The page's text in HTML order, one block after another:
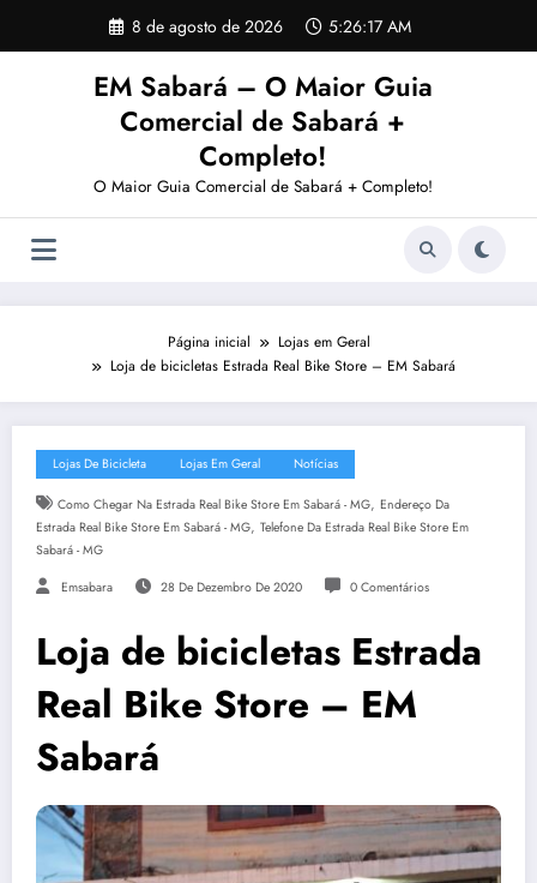
o
8 de agosto de 2026 5:26:18 AM
EM Sabará – O Maior Guia
Comercial de Sabará +
Completo!
O Maior Guia Comercial de Sabará + Completo!
Página inicial
Lojas em Geral
Loja de bicicletas Estrada Real Bike Store – EM Sabará
Lojas De Bicicleta Lojas Em Geral Notícias
Como Chegar Na Estrada Real Bike Store Em Sabará - MG, Endereço Da
Estrada Real Bike Store Em Sabará - MG, Telefone Da Estrada Real Bike Store Em
Sabará - MG
Emsabara 28 De Dezembro De 2020 0 Comentários
Loja de bicicletas Estrada
Real Bike Store – EM
Sabará